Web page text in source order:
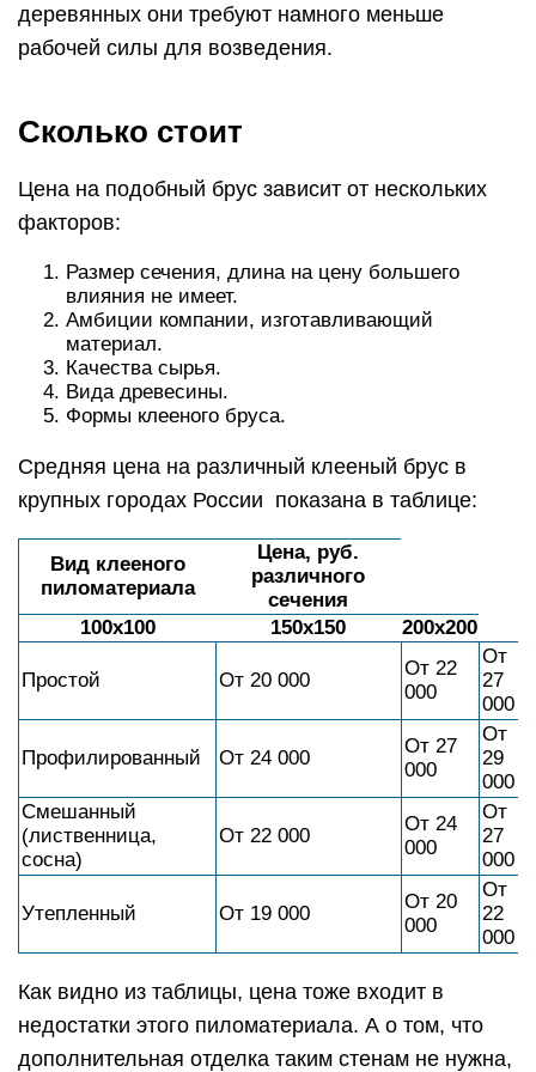
деревянных они требуют намного меньше
рабочей силы для возведения.
Сколько стоит
Цена на подобный брус зависит от нескольких
факторов:
Размер сечения, длина на цену большего
влияния не имеет.
Амбиции компании, изготавливающий
материал.
Качества сырья.
Вида древесины.
Формы клееного бруса.
Средняя цена на различный клееный брус в
крупных городах России показана в таблице:
Вид клееного
пиломатериала
Цена, руб.
различного
сечения
100х100
150х150 200х200
Простой От 20 000
От 22
000
От
27
000
Профилированный От 24 000
От 27
000
От
29
000
Смешанный
(лиственница,
сосна)
От 22 000
От 24
000
От
27
000
Утепленный От 19 000
От 20
000
От
22
000
Как видно из таблицы, цена тоже входит в
недостатки этого пиломатериала. А о том, что
дополнительная отделка таким стенам не нужна,